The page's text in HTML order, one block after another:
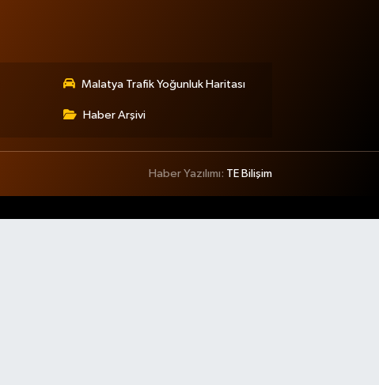
Malatya Trafik Yoğunluk Haritası
Haber Arşivi
Haber Yazılımı: TE Bilişim